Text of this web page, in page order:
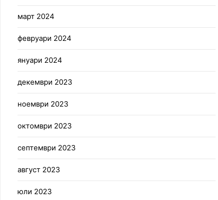
март 2024
февруари 2024
януари 2024
декември 2023
ноември 2023
октомври 2023
септември 2023
август 2023
юли 2023